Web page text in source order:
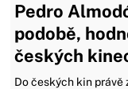
Pedro
podobě,
českých
Do českých kin